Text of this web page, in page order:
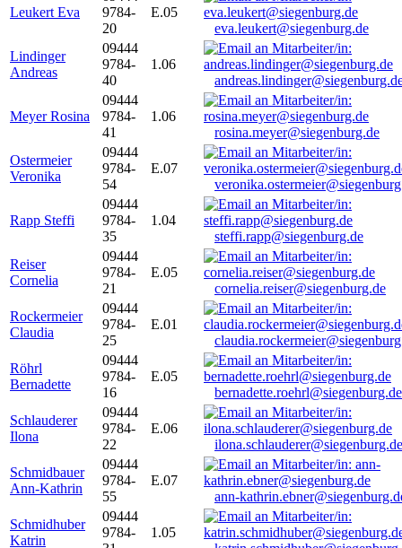
Leukert Eva
9784-
20
E.05
eva.leukert@siegenburg.de
Lindinger
Andreas
09444
9784-
40
1.06
Meyer Rosina
09444
9784-
41
1.06
rosina.meyer@siegenburg.de
Ostermeier
Veronika
09444
9784-
54
E.07
Rapp Steffi
09444
9784-
35
1.04
steffi.rapp@siegenburg.de
Reiser
Cornelia
09444
9784-
21
E.05
cornelia.reiser@siegenburg.de
Rockermeier
Claudia
09444
9784-
25
E.01
Röhrl
Bernadette
09444
9784-
16
E.05
bernadette.roehrl@siegenburg.de
Schlauderer
Ilona
09444
9784-
22
E.06
ilona.schlauderer@siegenburg.de
Schmidbauer
Ann-Kathrin
09444
9784-
55
E.07
ann-
Schmidhuber
Katrin
09444
9784-
1.05